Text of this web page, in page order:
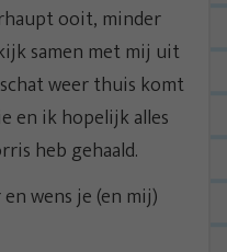
ooit, minder
samen met mij uit
weer thuis komt
en ik hopelijk alles
heb gehaald.
wens je (en mij)